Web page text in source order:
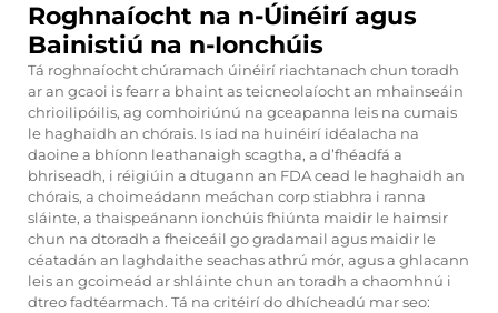
Roghnaíocht na n-Úinéirí agus
Bainistiú na n-Ionchúis
Tá roghnaíocht chúramach úinéirí riachtanach chun toradh
ar an gcaoi is fearr a bhaint as teicneolaíocht an mhainseáin
chrioilipóilis, ag comhoiriúnú na gceapanna leis na cumais
le haghaidh an chórais. Is iad na huinéirí idéalacha na
daoine a bhíonn leathanaigh scagtha, a d’fhéadfá a
bhriseadh, i réigiúin a dtugann an FDA cead le haghaidh an
chórais, a choimeádann meáchan corp stiabhra i ranna
sláinte, a thaispeánann ionchúis fhiúnta maidir le haimsir
chun na dtoradh a fheiceáil go gradamail agus maidir le
céatadán an laghdaithe seachas athrú mór, agus a ghlacann
leis an gcoimeád ar shláinte chun an toradh a chaomhnú i
dtreo fadtéarmach. Tá na critéirí do dhícheadú mar seo: